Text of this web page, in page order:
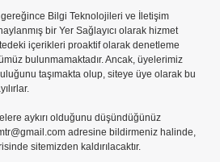
gereğince Bilgi Teknolojileri ve İletişim
bir Yer Sağlayıcı olarak hizmet
içerikleri proaktif olarak denetleme
bulunmamaktadır. Ancak, üyelerimiz
taşımakta olup, siteye üye olarak bu
aykırı olduğunu düşündüğünüz
adresine bildirmeniz halinde,
sitemizden kaldırılacaktır.